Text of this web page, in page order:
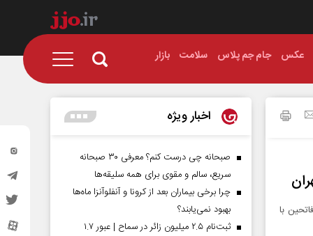
عکس جام جم پلاس سلامت بازار
فاتحین با
اخبار ویژه
صبحانه چی درست کنم؟ معرفی ۳۰ صبحانه
سریع، سالم و مقوی برای همه سلیقه‌ها
چرا برخی بیماران بعد از کرونا و آنفلوآنزا ماه‌ها
بهبود نمی‌یابند؟
ثبت‌نام ۲.۵ میلیون زائر در سماح | عبور ۱.۷